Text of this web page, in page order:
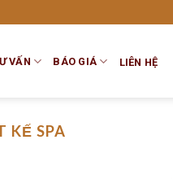
VẤN BÁO GIÁ LIÊN HỆ
KẾ SPA